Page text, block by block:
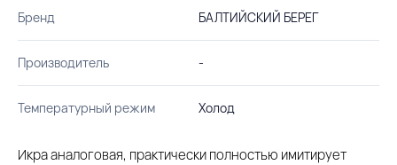
Бренд БАЛТИЙСКИЙ БЕРЕГ
Производитель -
Температурный режим Холод
Икра аналоговая, практически полностью имитирует